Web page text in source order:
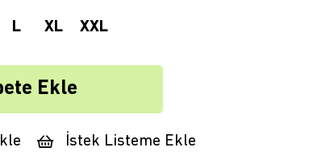
L XL XXL
İstek Listeme Ekle